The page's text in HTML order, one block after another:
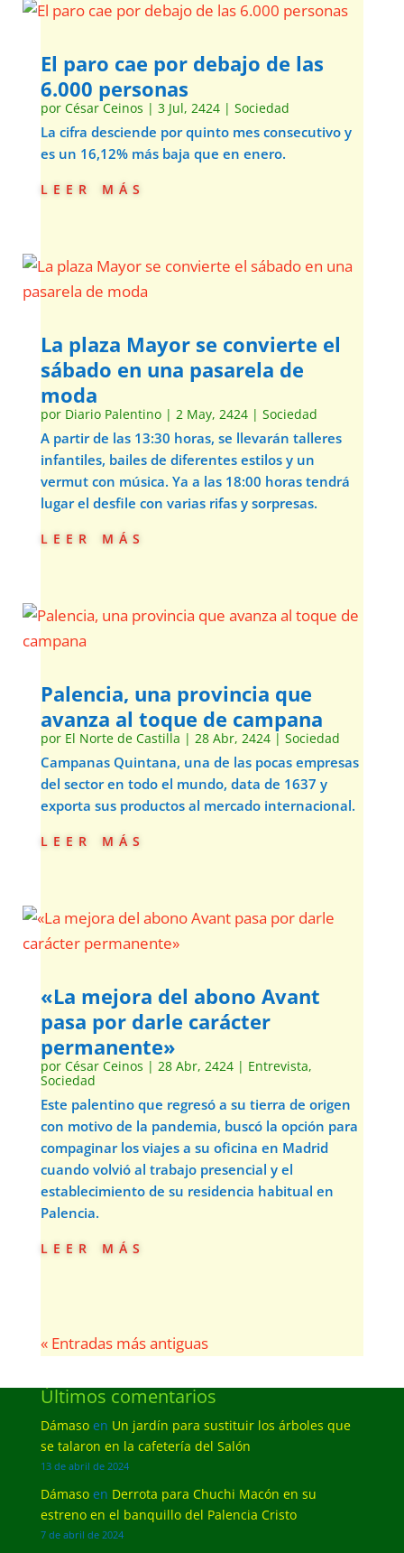
El paro cae por debajo de las
6.000 personas
por César Ceinos | 3 Jul, 2424| Sociedad
La cifra desciende por quinto mes consecutivo y
es un 16,12% más baja que en enero.
leer más
La plaza Mayor se convierte el
sábado en una pasarela de
moda
por Diario Palentino| 2 May, 2424| Sociedad
A partir de las 13:30 horas, se llevarán talleres
infantiles, bailes de diferentes estilos y un
vermut con música. Ya a las 18:00 horas tendrá
lugar el desfile con varias rifas y sorpresas.
leer más
Palencia, una provincia que
avanza al toque de campana
por El Norte de Castilla | 28 Abr, 2424| Sociedad
Campanas Quintana, una de las pocas empresas
del sector en todo el mundo, data de 1637 y
exporta sus productos al mercado internacional.
leer más
«La mejora del abono Avant
pasa por darle carácter
permanente»
por César Ceinos | 28 Abr, 2424| Entrevista,
Sociedad
Este palentino que regresó a su tierra de origen
con motivo de la pandemia, buscó la opción para
compaginar los viajes a su oficina en Madrid
cuando volvió al trabajo presencial y el
establecimiento de su residencia habitual en
Palencia.
leer más
« Entradas más antiguas
Últimos comentarios
Dámasoen Un jardín para sustituir los árboles que
se talaron en la cafetería del Salón
13 de abril de 2024
Dámasoen Derrota para Chuchi Macón en su
estreno en el banquillo del Palencia Cristo
7 de abril de 2024